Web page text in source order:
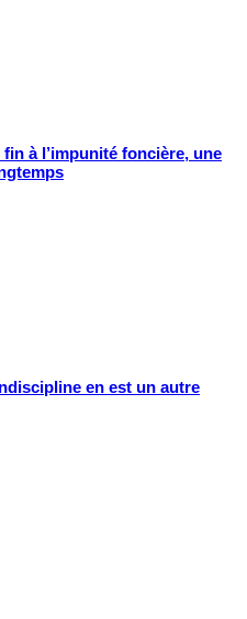
à l’impunité foncière, une
en est un autre